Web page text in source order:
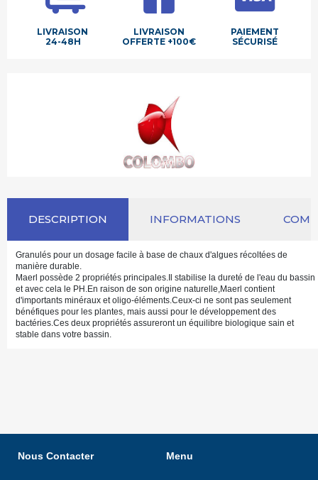
LIVRAISON
24-48H
LIVRAISON
OFFERTE +100€
PAIEMENT
SÉCURISÉ
DESCRIPTION INFORMATIONS
Granulés pour un dosage facile à base de chaux d'algues récoltées de
manière durable.
Maerl possède 2 propriétés principales.Il stabilise la dureté de l'eau du bassin
et avec cela le PH.En raison de son origine naturelle,Maerl contient
d'importants minéraux et oligo-éléments.Ceux-ci ne sont pas seulement
bénéfiques pour les plantes, mais aussi pour le développement des
bactéries.Ces deux propriétés assureront un équilibre biologique sain et
stable dans votre bassin.
Nous Contacter Menu